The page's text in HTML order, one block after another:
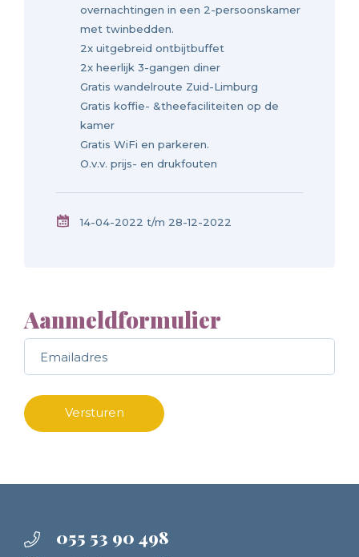
overnachtingen in een 2-persoonskamer
met twinbedden.
2x uitgebreid ontbijtbuffet
2x heerlijk 3-gangen diner
Gratis wandelroute Zuid-Limburg
Gratis koffie- &theefaciliteiten op de
kamer
Gratis WiFi en parkeren.
O.v.v. prijs- en drukfouten
14-04-2022 t/m 28-12-2022
Aanmeldformulier
Versturen
055 53 90 498